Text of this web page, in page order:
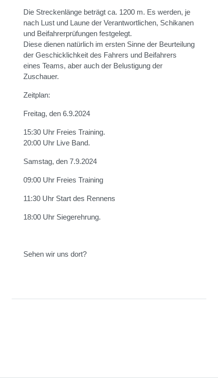
Die Streckenlänge beträgt ca. 1200 m. Es werden, je
nach Lust und Laune der Verantwortlichen, Schikanen
und Beifahrerprüfungen festgelegt.
Diese dienen natürlich im ersten Sinne der Beurteilung
der Geschicklichkeit des Fahrers und Beifahrers
eines Teams, aber auch der Belustigung der
Zuschauer.
Zeitplan:
Freitag, den 6.9.2024
15:30 Uhr Freies Training.
20:00 Uhr Live Band.
Samstag, den 7.9.2024
09:00 Uhr Freies Training
11:30 Uhr Start des Rennens
18:00 Uhr Siegerehrung.
Sehen wir uns dort?